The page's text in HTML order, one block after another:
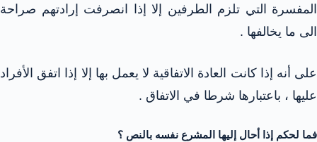
المفسرة التي تلزم الطرفين إلا إذا انصرفت إرادتهم صراحة
الى ما يخالفها .
على أنه إذا كانت العادة الاتفاقية لا يعمل بها إلا إذا اتفق الأفراد
عليها ، باعتبارها شرطا في الاتفاق .
فما لحكم إذا أحال إليها المشرع نفسه بالنص ؟